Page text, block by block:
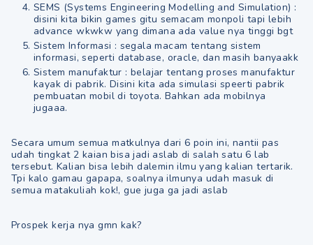
SEMS (Systems Engineering Modelling and Simulation) :
disini kita bikin games gitu semacam monpoli tapi lebih
advance wkwkw yang dimana ada value nya tinggi bgt
Sistem Informasi : segala macam tentang sistem
informasi, seperti database, oracle, dan masih banyaakk
Sistem manufaktur : belajar tentang proses manufaktur
kayak di pabrik. Disini kita ada simulasi speerti pabrik
pembuatan mobil di toyota. Bahkan ada mobilnya
jugaaa.
Secara umum semua matkulnya dari 6 poin ini, nantii pas
udah tingkat 2 kaian bisa jadi aslab di salah satu 6 lab
tersebut. Kalian bisa lebih dalemin ilmu yang kalian tertarik.
Tpi kalo gamau gapapa, soalnya ilmunya udah masuk di
semua matakuliah kok!, gue juga ga jadi aslab
Prospek kerja nya gmn kak?